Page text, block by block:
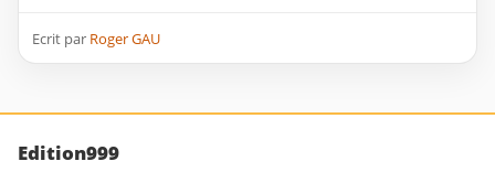
Ecrit par Roger GAU
Edition999